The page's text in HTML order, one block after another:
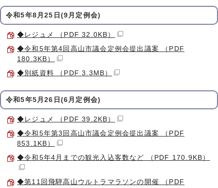
令和5年8月25日(9月定例会)
◆レジュメ （PDF 32.0KB）
◆令和5年第4回高山市議会定例会提出議案 （PDF
180.3KB）
◆別紙資料 （PDF 3.3MB）
令和5年5月26日(6月定例会)
◆レジュメ （PDF 39.2KB）
◆令和5年第3回高山市議会定例会提出議案 （PDF
853.1KB）
◆令和5年4月までの観光入込客数など （PDF 170.9KB）
◆第11回飛騨高山ウルトラマラソンの開催 （PDF